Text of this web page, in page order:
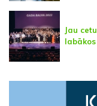
Jau
labākos